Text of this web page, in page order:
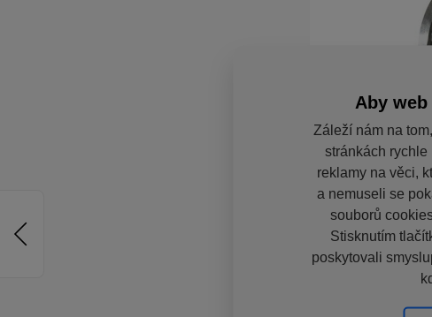
Aby
Záleží nám na
stránkách
reklamy na věci,
a nemuseli se
souborů
Stisknutím
poskytovali